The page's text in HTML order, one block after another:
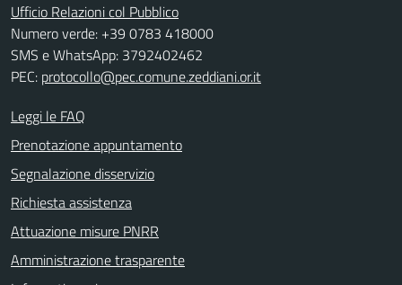
Ufficio Relazioni col Pubblico
Numero verde: +39 0783 418000
SMS e WhatsApp: 3792402462
PEC: protocollo@pec.comune.zeddiani.or.it
Leggi le FAQ
Prenotazione appuntamento
Segnalazione disservizio
Richiesta assistenza
Attuazione misure PNRR
Amministrazione trasparente